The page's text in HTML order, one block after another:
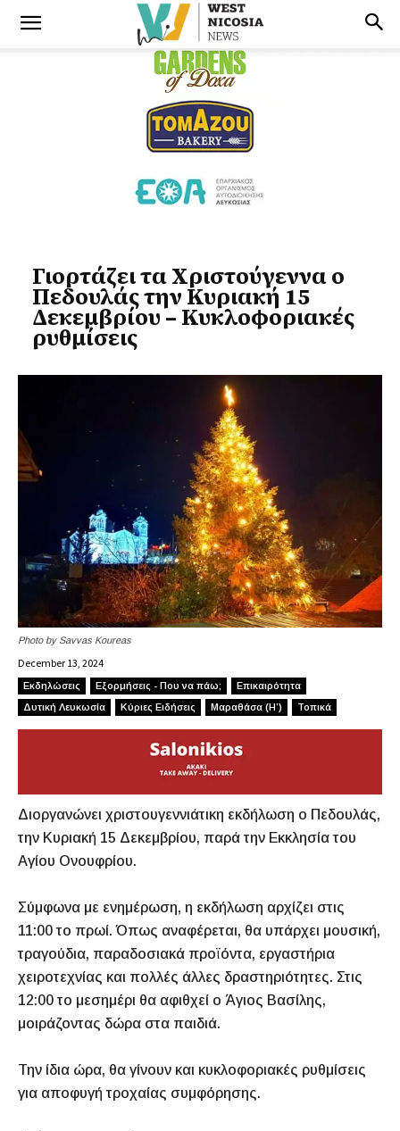
Γιορτάζει τα Χριστούγεννα ο
Πεδουλάς την Κυριακή 15
Δεκεμβρίου – Κυκλοφοριακές
ρυθμίσεις
Photo by Savvas Koureas
December 13, 2024
Εκδηλώσεις Εξορμήσεις - Που να πάω;
Επικαιρότητα
Δυτική Λευκωσία
Κύριες Ειδήσεις Μαραθάσα (Η’) Τοπικά
Διοργανώνει χριστουγεννιάτικη εκδήλωση ο Πεδουλάς,
την Κυριακή 15 Δεκεμβρίου, παρά την Εκκλησία του
Αγίου Ονουφρίου.
Σύμφωνα με ενημέρωση, η εκδήλωση αρχίζει στις
11:00 το πρωί. Όπως αναφέρεται, θα υπάρχει μουσική,
τραγούδια, παραδοσιακά προϊόντα, εργαστήρια
χειροτεχνίας και πολλές άλλες δραστηριότητες. Στις
12:00 το μεσημέρι θα αφιθχεί ο Άγιος Βασίλης,
μοιράζοντας δώρα στα παιδιά.
Την ίδια ώρα, θα γίνουν και κυκλοφοριακές ρυθμίσεις
για αποφυγή τροχαίας συμφόρησης.